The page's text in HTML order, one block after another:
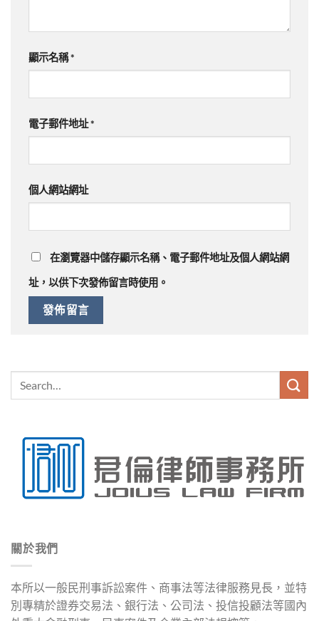
顯示名稱*
電子郵件地址*
個人網站網址
在瀏覽器中儲存顯示名稱、電子郵件地址及個人網站網
址，以供下次發佈留言時使用。
關於我們
本所以一般民刑事訴訟案件、商事法等法律服務見長，並特
別專精於證券交易法、銀行法、公司法、投信投顧法等國內